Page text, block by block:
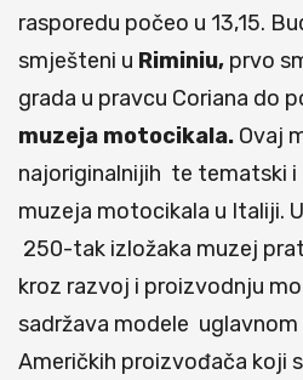
rasporedu počeo u 13,15.
smješteni u Riminiu, prvo
grada u pravcu Coriana do
muzeja motocikala. Ovaj
najoriginalnijih te tematski
muzeja motocikala u Italiji.
250-tak izložaka muzej
kroz razvoj i proizvodnju
sadržava modele uglavnom
Američkih proizvođača koji